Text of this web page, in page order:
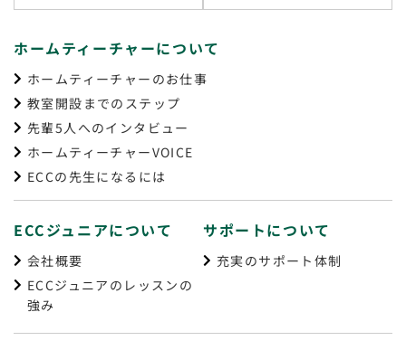
ホームティーチャーについて
ホームティーチャーのお仕事
教室開設までのステップ
先輩5人へのインタビュー
ホームティーチャーVOICE
ECCの先生になるには
ECCジュニアについて
会社概要
ECCジュニアのレッスンの
強み
サポートについて
充実のサポート体制